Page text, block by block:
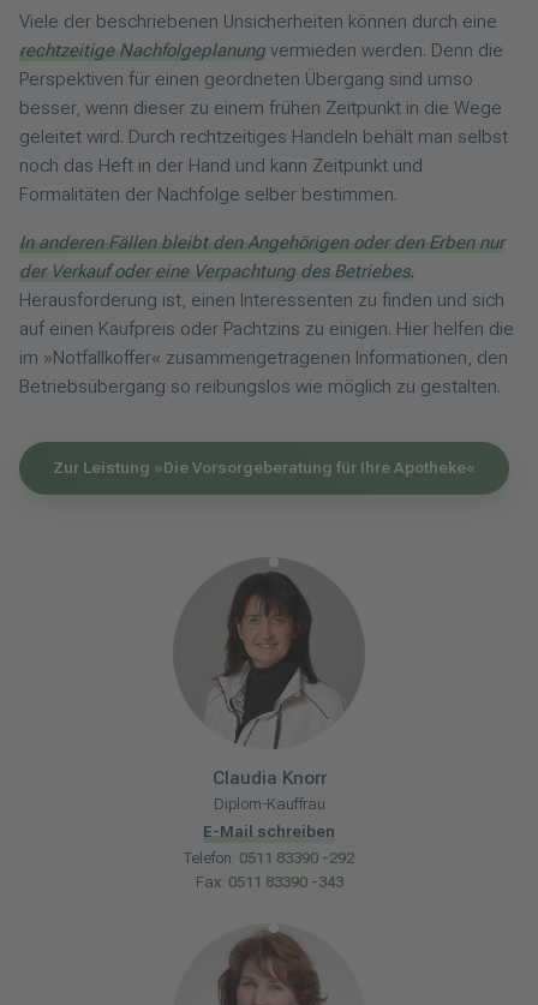
Viele der beschriebenen Unsicherheiten können durch eine
rechtzeitige Nachfolgeplanung vermieden werden. Denn die
Perspektiven für einen geordneten Übergang sind umso
besser, wenn dieser zu einem frühen Zeitpunkt in die Wege
geleitet wird. Durch rechtzeitiges Handeln behält man selbst
noch das Heft in der Hand und kann Zeitpunkt und
Formalitäten der Nachfolge selber bestimmen.
In anderen Fällen bleibt den Angehörigen oder den Erben nur
der Verkauf oder eine Verpachtung des Betriebes.
Herausforderung ist, einen Interessenten zu finden und sich
auf einen Kaufpreis oder Pachtzins zu einigen. Hier helfen die
im »Notfallkoffer« zusammengetragenen Informationen, den
Betriebsübergang so reibungslos wie möglich zu gestalten.
Zur Leistung »Die Vorsorgeberatung für Ihre Apotheke«
Claudia Knorr
Diplom-Kauffrau
E-Mail schreiben
Telefon: 0511 83390 -292
Fax: 0511 83390 -343